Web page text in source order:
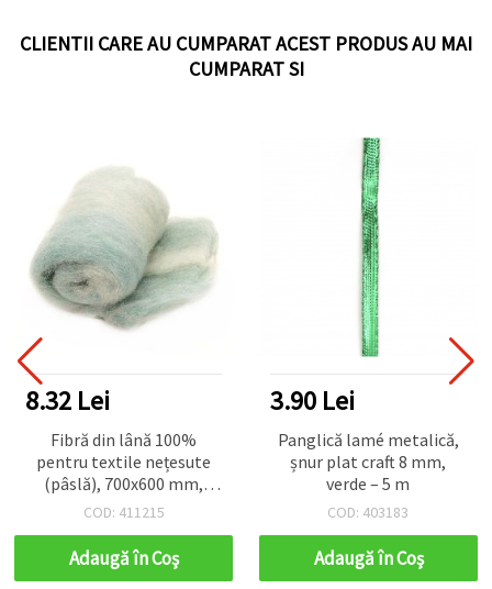
CLIENTII CARE AU CUMPARAT ACEST PRODUS AU MAI
CUMPARAT SI
8.32 Lei
Fibră din lână 100%
pentru textile nețesute
(pâslă), 700x600 mm,
melanj de calitate
- 50 g
COD: 411215
Adaugă în Coş
3.90 Lei
Panglică lamé metalică,
șnur plat craft 8 mm,
verde – 5 m
COD: 403183
Adaugă în Coş